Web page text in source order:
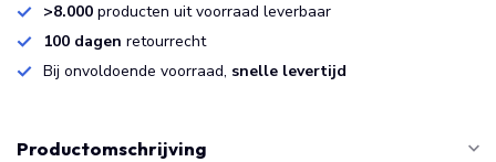
>8.000 producten uit voorraad leverbaar
100 dagen retourrecht
Bij onvoldoende voorraad, snelle levertijd
Productomschrijving